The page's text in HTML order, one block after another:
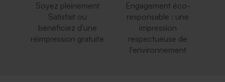
Soyez pleinement
Satisfait ou
bénéficiez d'une
réimpression gratuite
Engagement éco-
responsable : une
impression
respectueuse de
l'environnement